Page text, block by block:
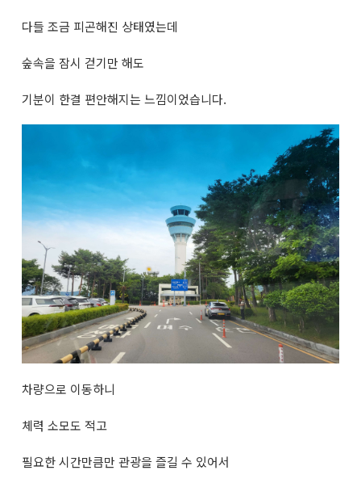
다들 조금 피곤해진 상태였는데
숲속을 잠시 걷기만 해도
기분이 한결 편안해지는 느낌이었습니다.
차량으로 이동하니
체력 소모도 적고
필요한 시간만큼만 관광을 즐길 수 있어서